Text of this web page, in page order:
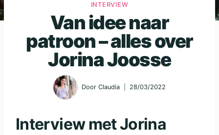
INTERVIEW
Van idee naar
patroon – alles over
Jorina Joosse
Door Claudia 28/03/2022
Interview met Jorina